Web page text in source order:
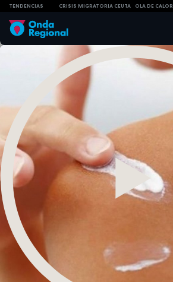
TENDENCIAS CRISIS MIGRATORIA CEUTA OLA DE CALOR